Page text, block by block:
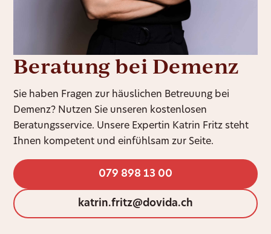
Beratung bei Demenz
Sie haben Fragen zur häuslichen Betreuung bei
Demenz? Nutzen Sie unseren kostenlosen
Beratungsservice. Unsere Expertin Katrin Fritz steht
Ihnen kompetent und einfühlsam zur Seite.
079 898 13 00
katrin.fritz@dovida.ch